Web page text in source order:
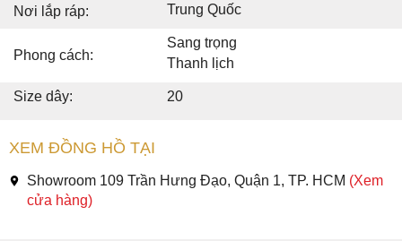
Nơi lắp ráp: Trung Quốc
Phong cách:
Sang trọng
Thanh lịch
Size dây: 20
XEM ĐỒNG HỒ TẠI
Showroom 109 Trần Hưng Đạo, Quận 1, TP. HCM (Xem
cửa hàng)